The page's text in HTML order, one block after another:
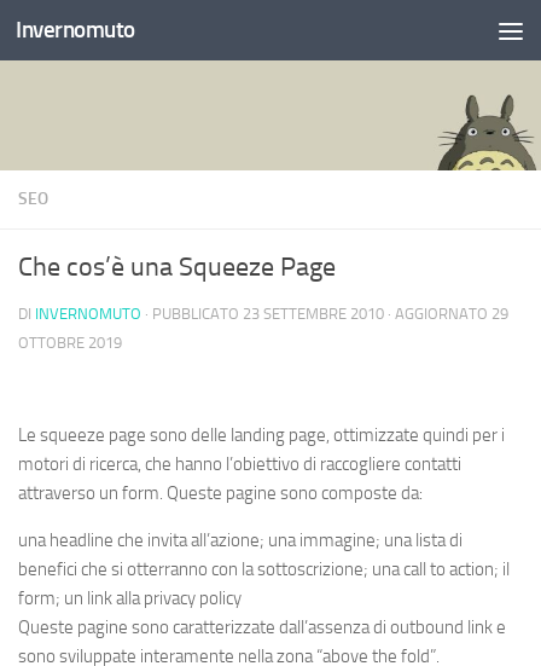
Salta al contenuto
Invernomuto
SEO
Che cos’è una Squeeze Page
DI INVERNOMUTO · PUBBLICATO 23 SETTEMBRE 2010 · AGGIORNATO 29
OTTOBRE 2019
Le squeeze page sono delle landing page, ottimizzate quindi per i
motori di ricerca, che hanno l’obiettivo di raccogliere contatti
attraverso un form. Queste pagine sono composte da:
una headline che invita all’azione; una immagine; una lista di
benefici che si otterranno con la sottoscrizione; una call to action; il
form; un link alla privacy policy
Queste pagine sono caratterizzate dall’assenza di outbound link e
sono sviluppate interamente nella zona “above the fold”.